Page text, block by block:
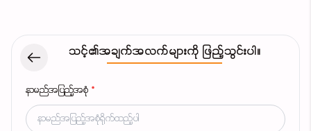
သင့်၏အချက်အလက်များကို ဖြည့်သွင်းပါ။
နာမည်အပြည့်အစုံ *